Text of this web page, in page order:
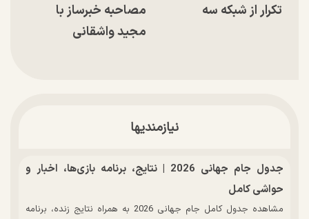
تکرار از شبکه سه
مصاحبه خبرساز با
مجید واشقانی
نیازمندیها
جدول جام جهانی 2026 | نتایج، برنامه بازی‌ها، اخبار و
حواشی کامل
مشاهده جدول کامل جام جهانی 2026 به همراه نتایج زنده، برنامه